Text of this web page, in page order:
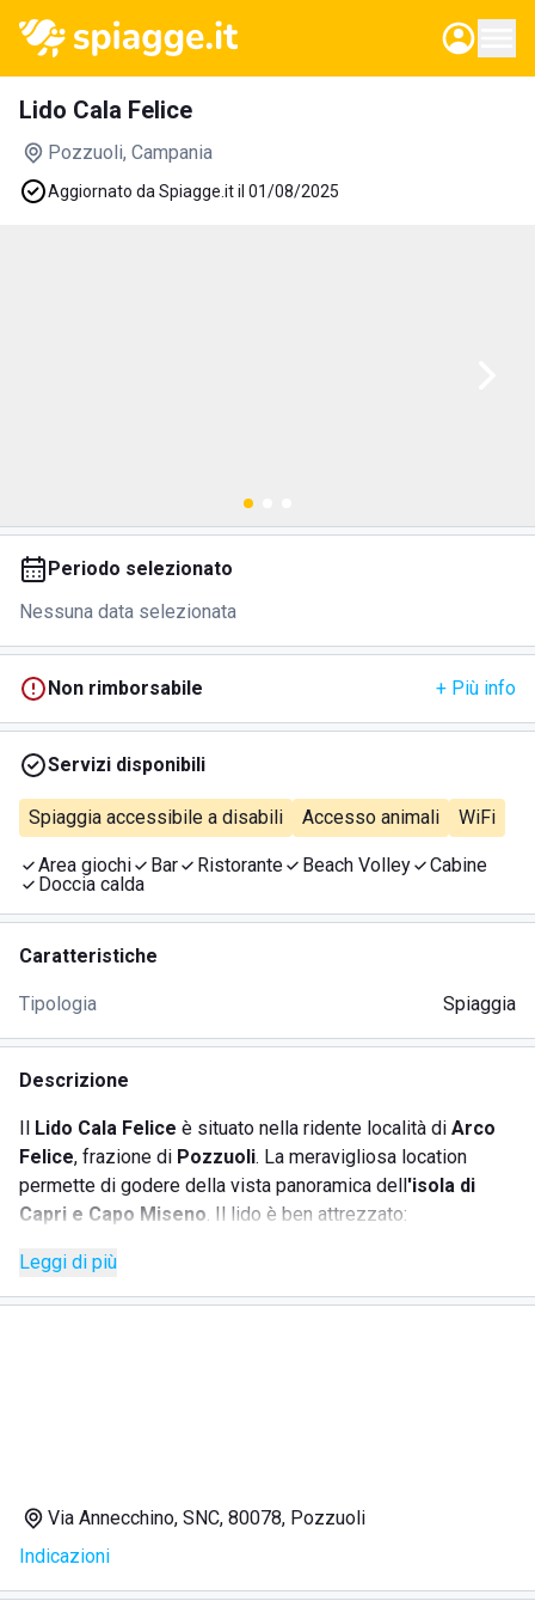
Lido Cala Felice
Pozzuoli, Campania
Aggiornato da Spiagge.it il 01/08/2025
Periodo selezionato
Nessuna data selezionata
Non rimborsabile + Più info
Servizi disponibili
Spiaggia accessibile a disabili Accesso animali WiFi
Area giochi Bar Ristorante Beach Volley
Cabine
Doccia calda
Caratteristiche
Tipologia Spiaggia
Descrizione
Il Lido Cala Felice è situato nella ridente località di Arco
Felice, frazione di Pozzuoli. La meravigliosa location
permette di godere della vista panoramica dell'isola di
Capri e Capo Miseno. Il lido è ben attrezzato:
docce fredde gratuite
docce calde a gettoni
calura estiva.
La direzione ha inoltre migliorato la gestione degli spazi,
Leggi di più
Via Annecchino, SNC, 80078, Pozzuoli
Indicazioni